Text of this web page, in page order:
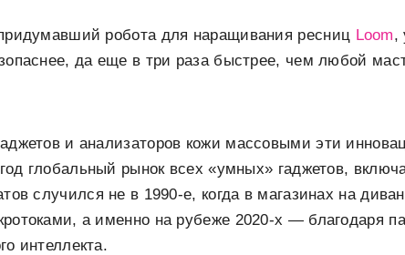
робота для наращивания ресниц Loom,
да еще в три раза быстрее, чем любой
и анализаторов кожи массовыми эти
глобальный рынок всех «умных» гаджетов,
случился не в 1990-е, когда в магазинах на
а именно на рубеже 2020-х — благодаря
интеллекта.